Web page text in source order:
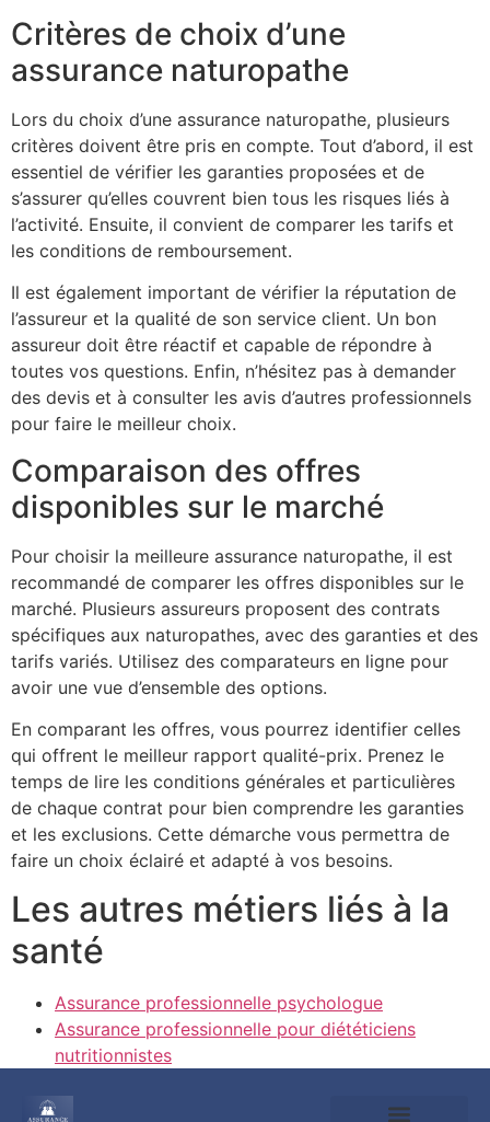
Critères de choix d’une
assurance naturopathe
Lors du choix d’une assurance naturopathe, plusieurs
critères doivent être pris en compte. Tout d’abord, il est
essentiel de vérifier les garanties proposées et de
s’assurer qu’elles couvrent bien tous les risques liés à
l’activité. Ensuite, il convient de comparer les tarifs et
les conditions de remboursement.
Il est également important de vérifier la réputation de
l’assureur et la qualité de son service client. Un bon
assureur doit être réactif et capable de répondre à
toutes vos questions. Enfin, n’hésitez pas à demander
des devis et à consulter les avis d’autres professionnels
pour faire le meilleur choix.
Comparaison des offres
disponibles sur le marché
Pour choisir la meilleure assurance naturopathe, il est
recommandé de comparer les offres disponibles sur le
marché. Plusieurs assureurs proposent des contrats
spécifiques aux naturopathes, avec des garanties et des
tarifs variés. Utilisez des comparateurs en ligne pour
avoir une vue d’ensemble des options.
En comparant les offres, vous pourrez identifier celles
qui offrent le meilleur rapport qualité-prix. Prenez le
temps de lire les conditions générales et particulières
de chaque contrat pour bien comprendre les garanties
et les exclusions. Cette démarche vous permettra de
faire un choix éclairé et adapté à vos besoins.
Les autres métiers liés à la
santé
Assurance professionnelle psychologue
Assurance professionnelle pour diététiciens
nutritionnistes